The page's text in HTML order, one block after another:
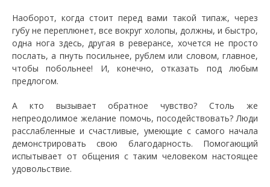
Наоборот, когда стоит перед вами такой типаж, через
губу не переплюнет, все вокруг холопы, должны, и быстро,
одна нога здесь, другая в реверансе, хочется не просто
послать, а пнуть посильнее, рублем или словом, главное,
чтобы побольнее! И, конечно, отказать под любым
предлогом.
А кто вызывает обратное чувство? Столь же
непреодолимое желание помочь, посодействовать? Люди
расслабленные и счастливые, умеющие с самого начала
демонстрировать свою благодарность. Помогающий
испытывает от общения с таким человеком настоящее
удовольствие.